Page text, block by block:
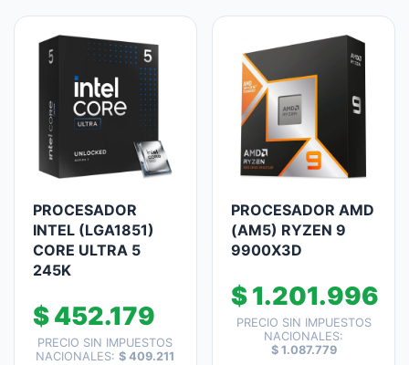
PROCESADOR
INTEL (LGA1851)
CORE ULTRA 5
245K
$452.179
PRECIO SIN IMPUESTOS
NACIONALES:$ 409.211
PROCESADOR AMD
(AM5) RYZEN 9
9900X3D
$1.201.996
PRECIO SIN IMPUESTOS
NACIONALES:
$1.087.779